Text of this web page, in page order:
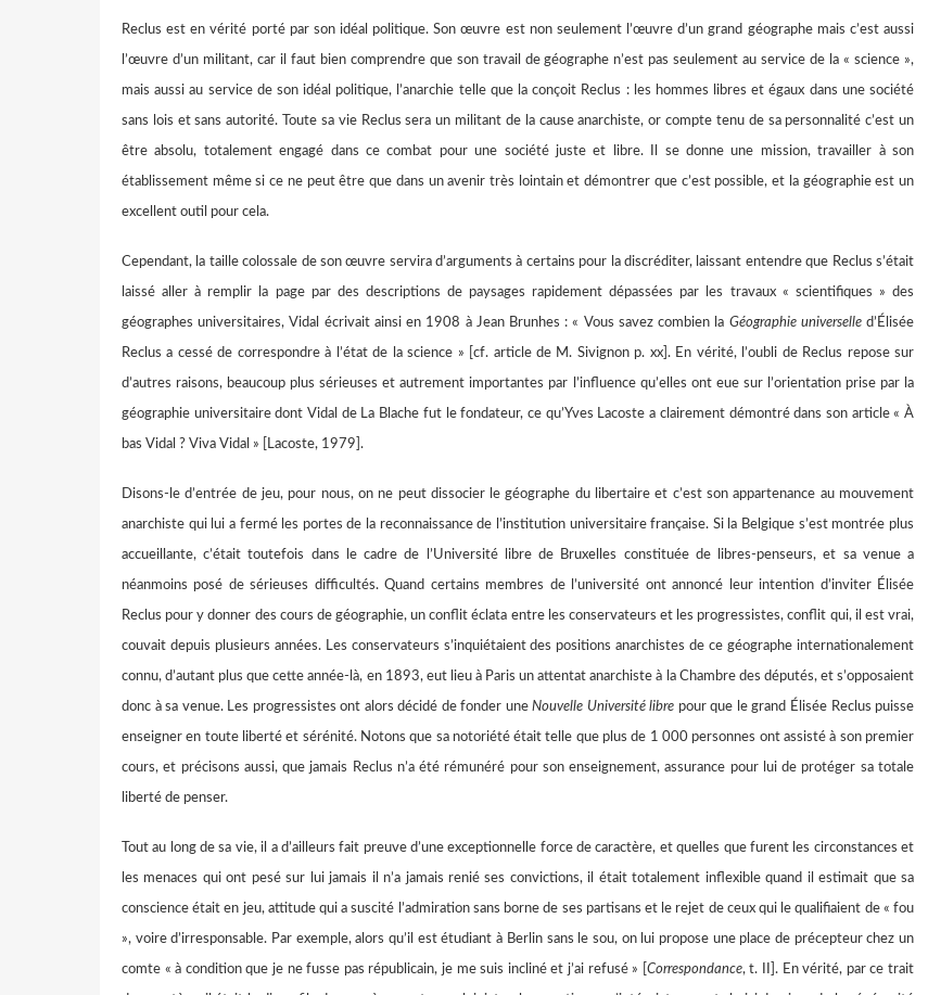
Reclus est en vérité porté par son idéal politique. Son œuvre est non seulement l’œuvre d’un grand géographe mais c’est aussi
l’œuvre d’un militant, car il faut bien comprendre que son travail de géographe n’est pas seulement au service de la « science »,
mais aussi au service de son idéal politique, l’anarchie telle que la conçoit Reclus : les hommes libres et égaux dans une société
sans lois et sans autorité. Toute sa vie Reclus sera un militant de la cause anarchiste, or compte tenu de sa personnalité c’est un
être absolu, totalement engagé dans ce combat pour une société juste et libre. Il se donne une mission, travailler à son
établissement même si ce ne peut être que dans un avenir très lointain et démontrer que c’est possible, et la géographie est un
excellent outil pour cela.
Cependant, la taille colossale de son œuvre servira d’arguments à certains pour la discréditer, laissant entendre que Reclus s’était
laissé aller à remplir la page par des descriptions de paysages rapidement dépassées par les travaux « scientifiques » des
géographes universitaires, Vidal écrivait ainsi en 1908 à Jean Brunhes : « Vous savez combien la Géographie universelled’Élisée
Reclus a cessé de correspondre à l’état de la science » [cf. article de M. Sivignon p. xx]. En vérité, l’oubli de Reclus repose sur
d’autres raisons, beaucoup plus sérieuses et autrement importantes par l’influence qu’elles ont eue sur l’orientation prise par la
géographie universitaire dont Vidal de La Blache fut le fondateur, ce qu’Yves Lacoste a clairement démontré dans son article « À
bas Vidal ? Viva Vidal » [Lacoste, 1979].
Disons-le d’entrée de jeu, pour nous, on ne peut dissocier le géographe du libertaire et c’est son appartenance au mouvement
anarchiste qui lui a fermé les portes de la reconnaissance de l’institution universitaire française. Si la Belgique s’est montrée plus
accueillante, c’était toutefois dans le cadre de l’Université libre de Bruxelles constituée de libres-penseurs, et sa venue a
néanmoins posé de sérieuses difficultés. Quand certains membres de l’université ont annoncé leur intention d’inviter Élisée
Reclus pour y donner des cours de géographie, un conflit éclata entre les conservateurs et les progressistes, conflit qui, il est vrai,
couvait depuis plusieurs années. Les conservateurs s’inquiétaient des positions anarchistes de ce géographe internationalement
connu, d’autant plus que cette année-là, en 1893, eut lieu à Paris un attentat anarchiste à la Chambre des députés, et s’opposaient
donc à sa venue. Les progressistes ont alors décidé de fonder uneNouvelle Université libre pour que le grand Élisée Reclus puisse
enseigner en toute liberté et sérénité. Notons que sa notoriété était telle que plus de 1 000 personnes ont assisté à son premier
cours, et précisons aussi, que jamais Reclus n’a été rémunéré pour son enseignement, assurance pour lui de protéger sa totale
liberté de penser.
Tout au long de sa vie, il a d’ailleurs fait preuve d’une exceptionnelle force de caractère, et quelles que furent les circonstances et
les menaces qui ont pesé sur lui jamais il n’a jamais renié ses convictions, il était totalement inflexible quand il estimait que sa
conscience était en jeu, attitude qui a suscité l’admiration sans borne de ses partisans et le rejet de ceux qui le qualifiaient de « fou
», voire d’irresponsable. Par exemple, alors qu’il est étudiant à Berlin sans le sou, on lui propose une place de précepteur chez un
comte « à condition que je ne fusse pas républicain, je me suis incliné et j’ai refusé » [ Correspondance, t. II]. En vérité, par ce trait